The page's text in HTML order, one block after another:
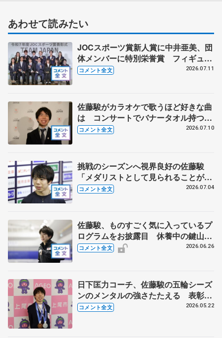
あわせて読みたい
JOCスポーツ賞新人賞に中井亜美、団
体メンバーに特別栄誉賞 フィギュア
スケートに別のスポーツを組み合わせ
コメント全文 2026.07.11
佐藤駿がカラオケで歌うほど好きな曲
は コンサートでバナータオル持つ観
客に感謝 【オリンピックコンサー
コメント全文 2026.07.10
挑戦のシーズンへ視界良好の佐藤駿
「メダリストとして見られることが自
信につながる」【全日本シニア強化合
コメント全文 2026.07.04
佐藤駿、ものすごく気に入っているプ
ログラムをお披露目 休養中の鍵山優
真と話していることは 【ドリーム・
コメント全文 2026.06.26
日下匡力コーチ、佐藤駿の五輪シーズ
ンのメンタルの強さたたえる 表彰式
に2人で出席 【上尾市栄誉賞】
コメント全文 2026.05.22